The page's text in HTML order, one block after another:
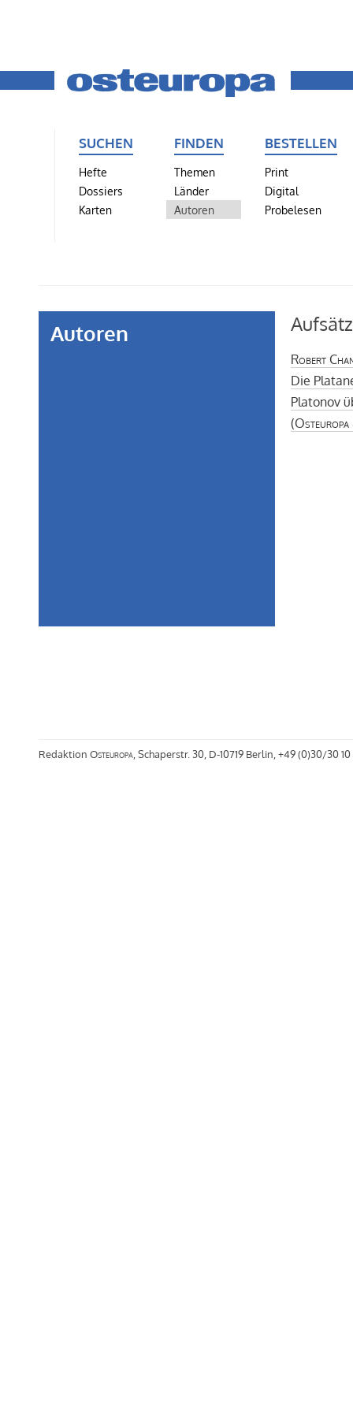
SUCHEN
Hefte
Dossiers
Karten
FINDEN
Themen
Länder
Autoren
BESTELLEN
Print
Digital
Probelesen
Autoren
Robert
Die
Platonov
(Osteuropa
Redaktion Osteuropa, Schaperstr. 30, D-10719 Berlin, +49 (0)30/30